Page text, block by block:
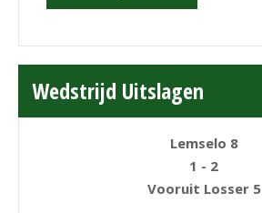
Wedstrijd Uitslagen
Lemselo 8
1 - 2
Vooruit Losser 5